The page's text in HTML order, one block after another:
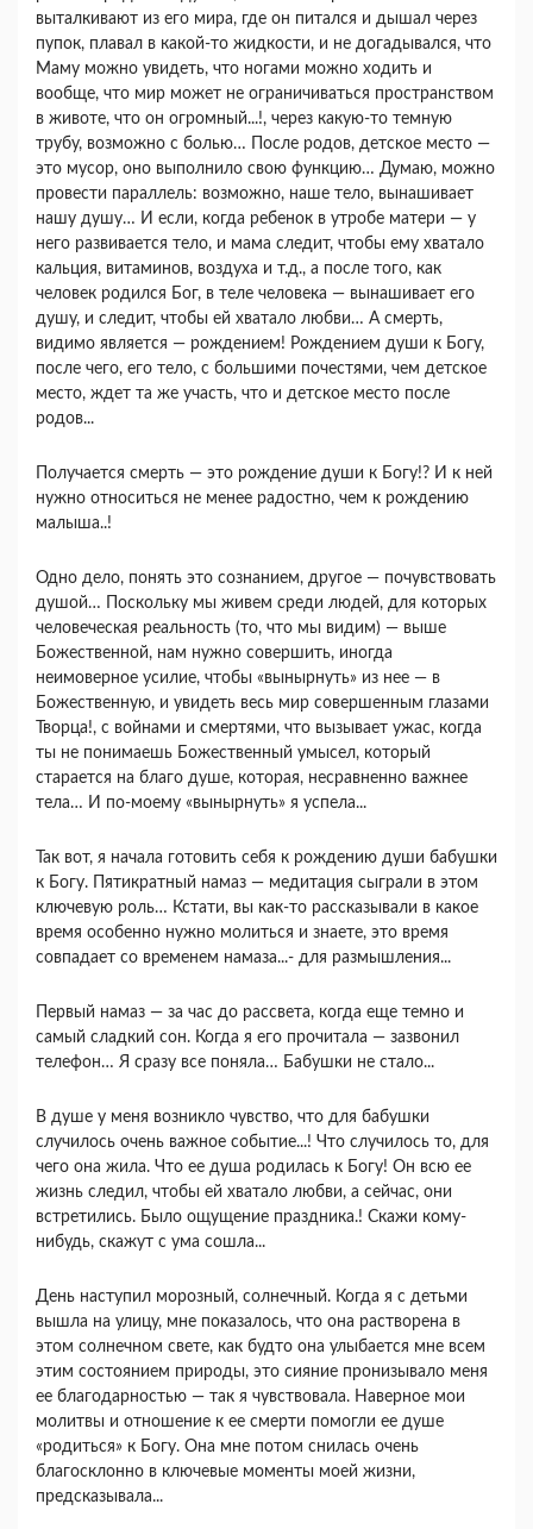
выталкивают из его мира, где он питался и дышал через
пупок, плавал в какой-то жидкости, и не догадывался, что
Маму можно увидеть, что ногами можно ходить и
вообще, что мир может не ограничиваться пространством
в животе, что он огромный...!, через какую-то темную
трубу, возможно с болью… После родов, детское место —
это мусор, оно выполнило свою функцию… Думаю, можно
провести параллель: возможно, наше тело, вынашивает
нашу душу… И если, когда ребенок в утробе матери — у
него развивается тело, и мама следит, чтобы ему хватало
кальция, витаминов, воздуха и т.д., а после того, как
человек родился Бог, в теле человека — вынашивает его
душу, и следит, чтобы ей хватало любви… А смерть,
видимо является — рождением! Рождением души к Богу,
после чего, его тело, с большими почестями, чем детское
место, ждет та же участь, что и детское место после
родов...
Получается смерть — это рождение души к Богу!? И к ней
нужно относиться не менее радостно, чем к рождению
малыша..!
Одно дело, понять это сознанием, другое — почувствовать
душой… Поскольку мы живем среди людей, для которых
человеческая реальность (то, что мы видим) — выше
Божественной, нам нужно совершить, иногда
неимоверное усилие, чтобы «вынырнуть» из нее — в
Божественную, и увидеть весь мир совершенным глазами
Творца!, с войнами и смертями, что вызывает ужас, когда
ты не понимаешь Божественный умысел, который
старается на благо душе, которая, несравненно важнее
тела… И по-моему «вынырнуть» я успела...
Так вот, я начала готовить себя к рождению души бабушки
к Богу. Пятикратный намаз — медитация сыграли в этом
ключевую роль… Кстати, вы как-то рассказывали в какое
время особенно нужно молиться и знаете, это время
совпадает со временем намаза...- для размышления...
Первый намаз — за час до рассвета, когда еще темно и
самый сладкий сон. Когда я его прочитала — зазвонил
телефон… Я сразу все поняла… Бабушки не стало...
В душе у меня возникло чувство, что для бабушки
случилось очень важное событие...! Что случилось то, для
чего она жила. Что ее душа родилась к Богу! Он всю ее
жизнь следил, чтобы ей хватало любви, а сейчас, они
встретились. Было ощущение праздника.! Скажи кому-
нибудь, скажут с ума сошла...
День наступил морозный, солнечный. Когда я с детьми
вышла на улицу, мне показалось, что она растворена в
этом солнечном свете, как будто она улыбается мне всем
этим состоянием природы, это сияние пронизывало меня
ее благодарностью — так я чувствовала. Наверное мои
молитвы и отношение к ее смерти помогли ее душе
«родиться» к Богу. Она мне потом снилась очень
благосклонно в ключевые моменты моей жизни,
предсказывала...